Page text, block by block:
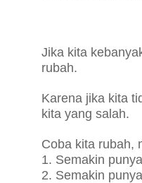
Jika kita
rubah.
Karena jika kita
kita yang salah.
Coba kita rubah,
1. Semakin
2. Semakin